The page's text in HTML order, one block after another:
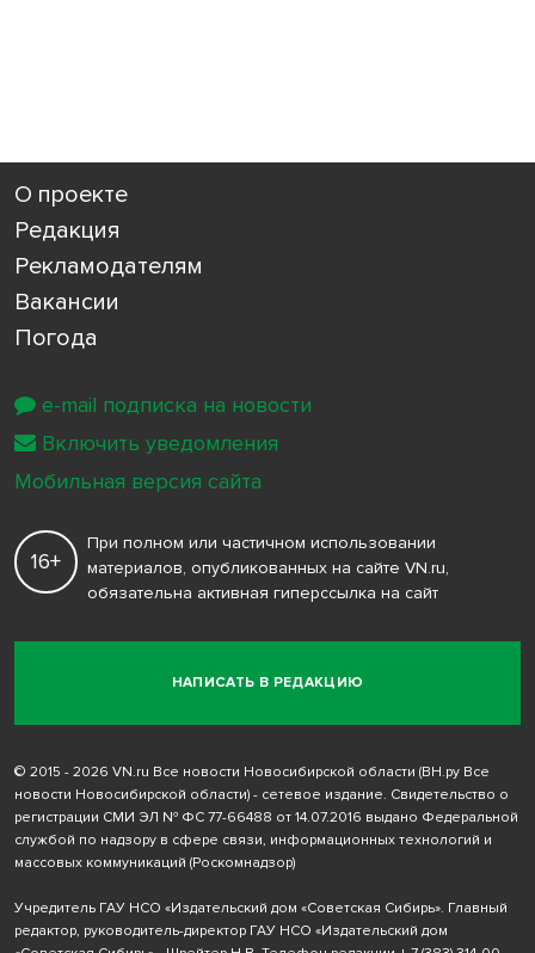
О проекте
Редакция
Рекламодателям
Вакансии
Погода
НАПИСАТЬ В РЕДАКЦИЮ
16+
При полном или частичном использовании
материалов, опубликованных на сайте VN.ru,
обязательна активная гиперссылка на сайт
© 2015 - 2026 VN.ru Все новости Новосибирской области (ВН.ру Все
новости Новосибирской области) - сетевое издание. Свидетельство о
регистрации СМИ ЭЛ № ФС 77-66488 от 14.07.2016 выдано Федеральной
службой по надзору в сфере связи, информационных технологий и
массовых коммуникаций (Роскомнадзор)
Учредитель ГАУ НСО «Издательский дом «Советская Сибирь». Главный
редактор, руководитель-директор ГАУ НСО «Издательский дом
e-mail подписка на новости
Включить уведомления
Мобильная версия сайта